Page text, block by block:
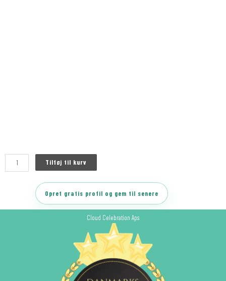
Tilføj til kurv
Opret gratis profil og gem til senere
Cloud Celebration Aps